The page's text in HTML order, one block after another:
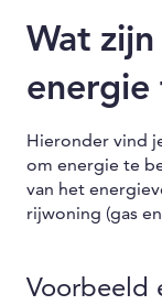
Wat
energie
Hieronder vind
om energie te
van het
rijwoning (gas
Voorbeeld